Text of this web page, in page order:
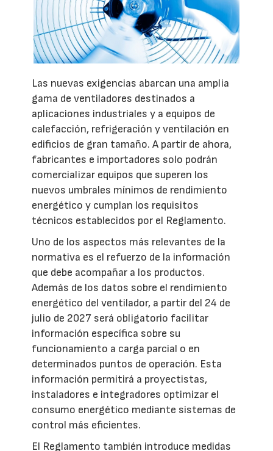
Las nuevas exigencias abarcan una amplia
gama de ventiladores destinados a
aplicaciones industriales y a equipos de
calefacción, refrigeración y ventilación en
edificios de gran tamaño. A partir de ahora,
fabricantes e importadores solo podrán
comercializar equipos que superen los
nuevos umbrales mínimos de rendimiento
energético y cumplan los requisitos
técnicos establecidos por el Reglamento.
Uno de los aspectos más relevantes de la
normativa es el refuerzo de la información
que debe acompañar a los productos.
Además de los datos sobre el rendimiento
energético del ventilador, a partir del 24 de
julio de 2027 será obligatorio facilitar
información específica sobre su
funcionamiento a carga parcial o en
determinados puntos de operación. Esta
información permitirá a proyectistas,
instaladores e integradores optimizar el
consumo energético mediante sistemas de
control más eficientes.
El Reglamento también introduce medidas